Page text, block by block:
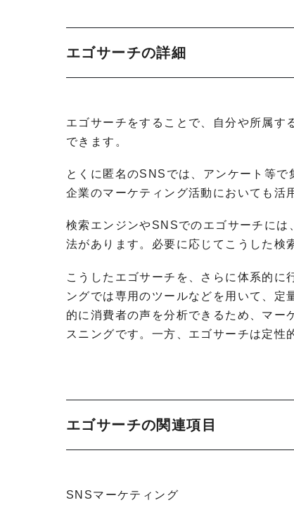
エゴサーチの詳細
エゴサーチをすることで、自分や所属す
できます。
とくに匿名のSNSでは、アンケート等で
企業のマーケティング活動においても活
検索エンジンやSNSでのエゴサーチに
法があります。必要に応じてこうした検
こうしたエゴサーチを、さらに体系的に
ングでは専用のツールなどを用いて、
的に消費者の声を分析できるため、マー
スニングです。一方、エゴサーチは定性
エゴサーチの関連項目
SNSマーケティング